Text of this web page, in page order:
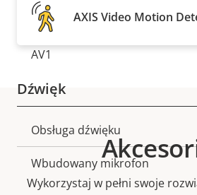
H.265
AV1
Dźwięk
Opis
nieruchomości
Obsługa dźwięku
Wbudowany mikrofon
AXIS Video Motion
Wykorzystaj w pełni swoje